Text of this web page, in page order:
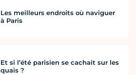
Les meilleurs endroits où naviguer
à Paris
Et si l’été parisien se cachait sur les
quais ?